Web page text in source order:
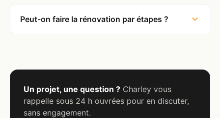
Peut-on faire la rénovation par étapes ?
Un projet, une question ? Charley vous
rappelle sous 24 h ouvrées pour en discuter,
sans engagement.